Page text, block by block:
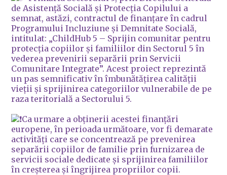
de Asistență Socială și Protecția Copilului a
semnat, astăzi, contractul de finanțare în cadrul
Programului Incluziune și Demnitate Socială,
intitulat: „ChildHub 5 – Sprijin comunitar pentru
protecția copiilor și familiilor din Sectorul 5 în
vederea prevenirii separării prin Servicii
Comunitare Integrate”. Acest proiect reprezintă
un pas semnificativ în îmbunătățirea calității
vieții și sprijinirea categoriilor vulnerabile de pe
raza teritorială a Sectorului 5.
Ca urmare a obținerii acestei finanțări
europene, în perioada următoare, vor fi demarate
activități care se concentrează pe prevenirea
separării copiilor de familie prin furnizarea de
servicii sociale dedicate și sprijinirea familiilor
în creșterea și îngrijirea propriilor copii.